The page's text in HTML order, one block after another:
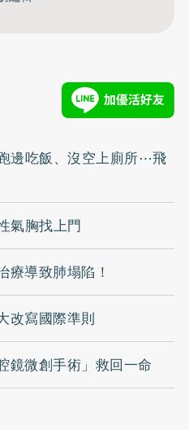
邊吃飯、沒空上廁所⋯飛
氣胸找上門
導致肺塌陷！
改寫國際準則
微創手術」救回一命